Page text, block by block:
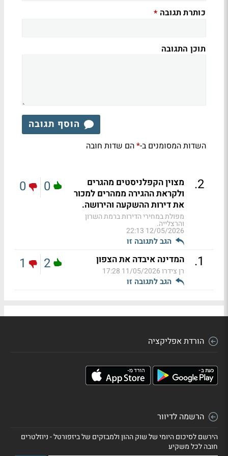
כותרת תגובה *
תוכן התגובה
הוסף תגובה
השדות המסומנים ב-*הם שדות חובה
2
.
מצוין הקפלניסטים מהגרים
ולקראת ההגירה ממהרים למכור
את דירות ההשקעה והירושה.
מפולת במחירי הדירות ברמת השרון
והרצלייה.
12/05/2026 22:13
הגב לתגובה זו
0
0
1
. המדינה איבדה את הצפון
רן צידרו11/05/2026 17:28
הגב לתגובה זו
2
1
הורדת אפליקציה
הרשמה לדיוור
הירשם לסיכום היומי של שוק ההון ולמבזקים של ביזפורטל - ניוזלטרים
חובה לכל משקיע